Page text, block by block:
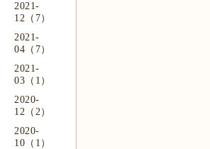
2021-
12（7）
2021-
04（7）
2021-
03（1）
2020-
12（2）
2020-
10（1）